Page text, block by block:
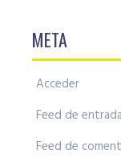
META
Acceder
Feed de
Feed de